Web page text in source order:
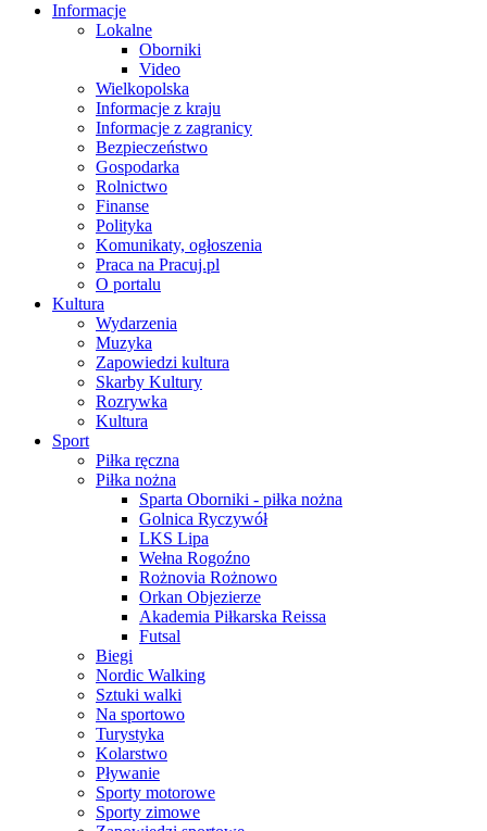
Informacje
Lokalne
Oborniki
Video
Wielkopolska
Informacje z kraju
Informacje z zagranicy
Bezpieczeństwo
Gospodarka
Rolnictwo
Finanse
Polityka
Komunikaty, ogłoszenia
Praca na Pracuj.pl
O portalu
Kultura
Wydarzenia
Muzyka
Zapowiedzi kultura
Skarby Kultury
Rozrywka
Kultura
Sport
Piłka ręczna
Piłka nożna
Sparta Oborniki - piłka nożna
Golnica Ryczywół
LKS Lipa
Wełna Rogoźno
Rożnovia Rożnowo
Orkan Objezierze
Akademia Piłkarska Reissa
Futsal
Biegi
Nordic Walking
Sztuki walki
Na sportowo
Turystyka
Kolarstwo
Pływanie
Sporty motorowe
Sporty zimowe